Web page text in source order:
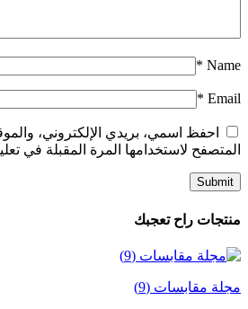
Name
*
Email
*
احفظ اسمي، بريدي الإلكتروني،
المتصفح لاستخدامها المرة المقبلة في
منتجات راح تعجبك
مجلة مقابسات (9)